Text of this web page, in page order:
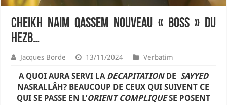
CHEIKH NAIM QASSEM NOUVEAU « BOSS » DU
HEZB…
Jacques Borde 13/11/2024 Verbatim
A QUOI AURA SERVI LA DECAPITATIONDE SAYYED
NASRALLÂH? BEAUCOUP DE CEUX QUI SUIVENT CE
QUI SE PASSE EN L’ORIENT COMPLIQUESE POSENT